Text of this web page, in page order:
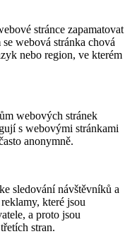
stránce zapamatovat
webová stránka chová
nebo region, ve kterém
webových stránek
s webovými stránkami
anonymně.
sledování návštěvníků a
které jsou
a proto jsou
stran.